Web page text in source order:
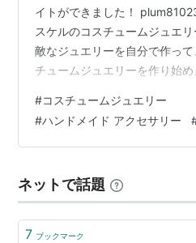
イトができました！
スケルのコスチュームジュエ
敵なジュエリーを自分で作っ
チュームジュエリーを作り始
っていましたが、作っているう
リーを知っていただきたい、私
いなど知っていただきたいと
ってくださったのは、実はハ
#コスチュームジュエリー
#ハンドメイド アクセサリー
ネットで話題
7 ブックマーク